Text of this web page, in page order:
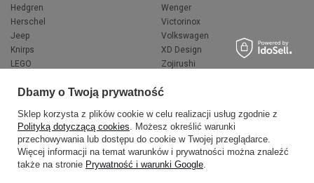
Hedgren
Herschel
Jeep
Knirps
LEGO
National Geographic
Wenger
Victorinox
Volkswagen
XD Design
Zojirushi
VANS
Dbamy o Twoją prywatność
Sklep korzysta z plików cookie w celu realizacji usług zgodnie z
Polityką dotyczącą cookies. Możesz określić warunki
przechowywania lub dostępu do cookie w Twojej przeglądarce.
Więcej informacji na temat warunków i prywatności można znaleźć
także na stronie Prywatność i warunki Google.